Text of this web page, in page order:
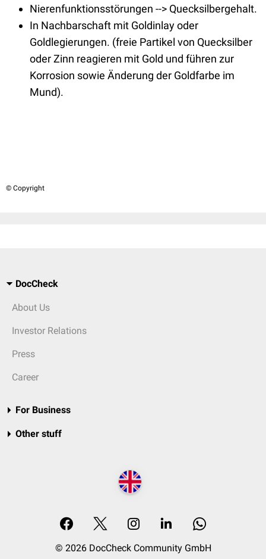
Nierenfunktionsstörungen --> Quecksilbergehalt.
In Nachbarschaft mit Goldinlay oder
Goldlegierungen. (freie Partikel von Quecksilber
oder Zinn reagieren mit Gold und führen zur
Korrosion sowie Änderung der Goldfarbe im
Mund).
© Copyright
DocCheck
About Us
Investor Relations
Press
Career
For Business
Other stuff
© 2026 DocCheck Community GmbH